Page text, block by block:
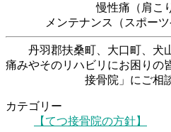
慢性痛（肩こ
メンテナンス（スポー
丹羽郡扶桑町、大口町、犬
痛みやそのリハビリにお困りの
接骨院」にご相
カテゴリー
【てつ接骨院の方針】